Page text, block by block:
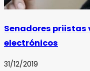
Senadores priistas
electrónicos
31/12/2019